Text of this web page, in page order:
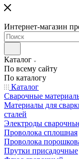
Интернет-магазин
Каталог
По всему сайту
По каталогу
Каталог
Сварочные
Материалы для
сталей
Электроды
Проволока сплошная
Проволока
Прутки присадочные